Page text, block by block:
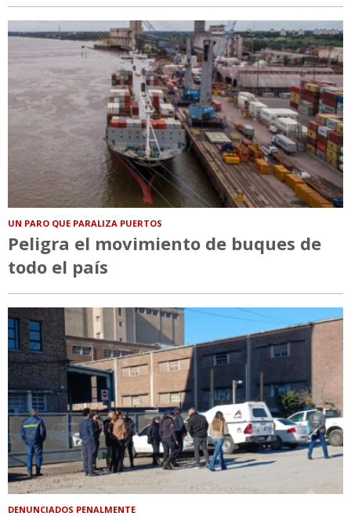
UN PARO QUE PARALIZA PUERTOS
Peligra el movimiento de buques de
todo el país
DENUNCIADOS PENALMENTE